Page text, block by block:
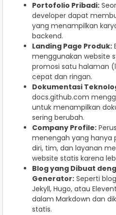
Portofolio Pribadi:
developer dapat
yang menampilkan
backend.
Landing Page Produk:
menggunakan website
promosi satu halaman
cepat dan ringan.
Dokumentasi
docs.github.com
untuk menampilkan
sering berubah.
Company Profile:
menengah yang hanya
diri, tim, dan layanan
website statis karena
Blog yang Dibuat
Generator: Seperti
Jekyll, Hugo, atau
dalam Markdown dan
statis.